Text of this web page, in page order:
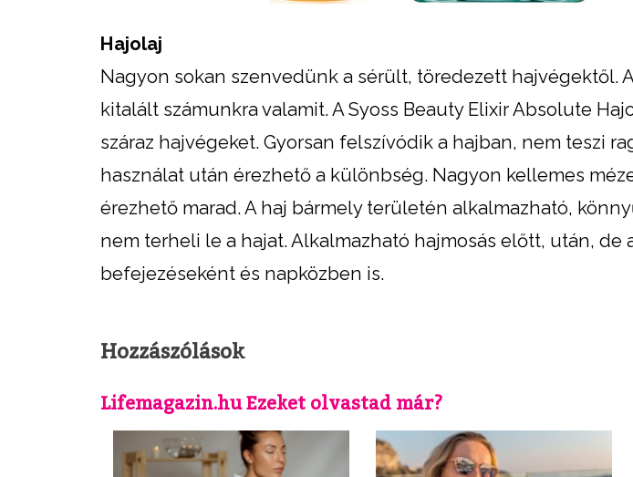
Hajolaj
Nagyon sokan szenvedünk a sérült, töredezett hajvégektől.
kitalált számunkra valamit. A Syoss Beauty Elixir Absolute
száraz hajvégeket. Gyorsan felszívódik a hajban, nem teszi
használat után érezhető a különbség. Nagyon kellemes
érezhető marad. A haj bármely területén alkalmazható,
nem terheli le a hajat. Alkalmazható hajmosás előtt, után, de
befejezéseként és napközben is.
Hozzászólások
Lifemagazin.hu Ezeket olvastad már?